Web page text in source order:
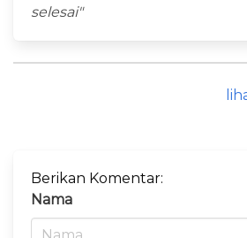
selesai"
Berikan Komentar:
Nama